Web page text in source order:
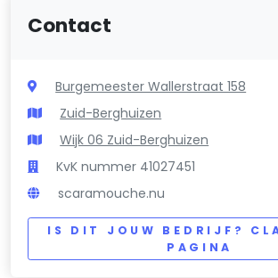
Contact
Burgemeester Wallerstraat 158
Zuid-Berghuizen
Wijk 06 Zuid-Berghuizen
KvK nummer 41027451
scaramouche.nu
IS DIT JOUW BEDRIJF?
PAGINA